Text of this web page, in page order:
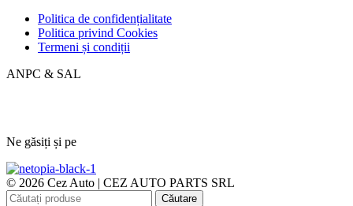
Politica de confidențialitate
Politica privind Cookies
Termeni și condiții
ANPC & SAL
Ne găsiți și pe
© 2026 Cez Auto | CEZ AUTO PARTS SRL
Căutare